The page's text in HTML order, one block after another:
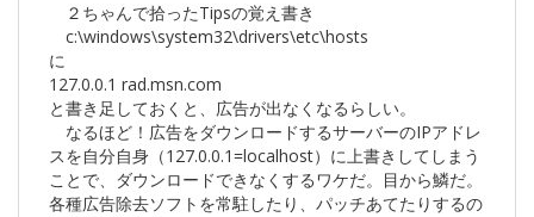
２ちゃんで拾ったTipsの覚え書き
c:\windows\system32\drivers\etc\hosts
に
127.0.0.1 rad.msn.com
と書き足しておくと、広告が出なくなるらしい。
なるほど！広告をダウンロードするサーバーのIPアドレ
スを自分自身（127.0.0.1=localhost）に上書きしてしまう
ことで、ダウンロードできなくするワケだ。目から鱗だ。
各種広告除去ソフトを常駐したり、パッチあてたりするの